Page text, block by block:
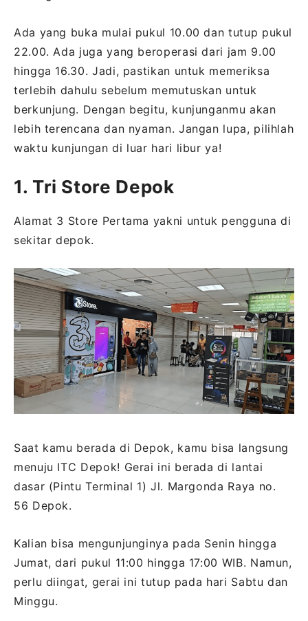
Ada yang buka mulai pukul 10.00 dan tutup pukul
22.00. Ada juga yang beroperasi dari jam 9.00
hingga 16.30. Jadi, pastikan untuk memeriksa
terlebih dahulu sebelum memutuskan untuk
berkunjung. Dengan begitu, kunjunganmu akan
lebih terencana dan nyaman. Jangan lupa, pilihlah
waktu kunjungan di luar hari libur ya!
1. Tri Store Depok
Alamat 3 Store Pertama yakni untuk pengguna di
sekitar depok.
Saat kamu berada di Depok, kamu bisa langsung
menuju ITC Depok! Gerai ini berada di lantai
dasar (Pintu Terminal 1) Jl. Margonda Raya no.
56 Depok.
Kalian bisa mengunjunginya pada Senin hingga
Jumat, dari pukul 11:00 hingga 17:00 WIB. Namun,
perlu diingat, gerai ini tutup pada hari Sabtu dan
Minggu.